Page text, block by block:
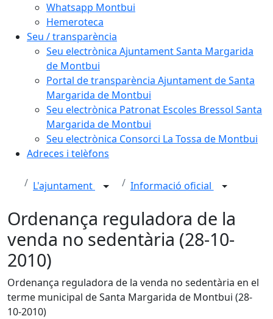
Whatsapp Montbui
Hemeroteca
Seu / transparència
Seu electrònica Ajuntament Santa Margarida
de Montbui
Portal de transparència Ajuntament de Santa
Margarida de Montbui
Seu electrònica Patronat Escoles Bressol Santa
Margarida de Montbui
Seu electrònica Consorci La Tossa de Montbui
Adreces i telèfons
L'ajuntament Informació oficial
Ordenança reguladora de la
venda no sedentària (28-10-
2010)
Ordenança reguladora de la venda no sedentària en el
terme municipal de Santa Margarida de Montbui (28-
10-2010)